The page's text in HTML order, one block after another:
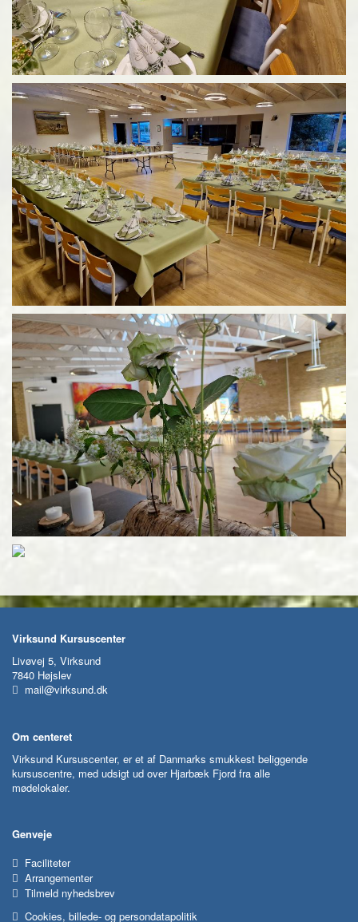
Virksund Kursuscenter
Livøvej 5, Virksund
7840 Højslev
mail@virksund.dk
Om centeret
Virksund Kursuscenter, er et af Danmarks smukkest beliggende
kursuscentre, med udsigt ud over Hjarbæk Fjord fra alle
mødelokaler.
Genveje
Faciliteter
Arrangementer
Tilmeld nyhedsbrev
Cookies, billede- og persondatapolitik